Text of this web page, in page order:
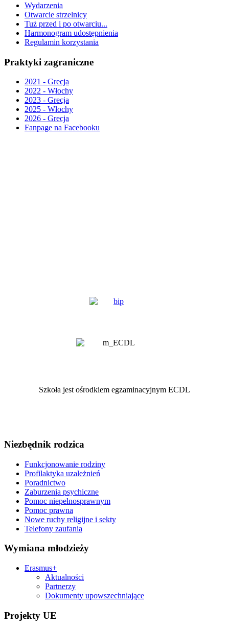
Wydarzenia
Otwarcie strzelnicy
Tuż przed i po otwarciu...
Harmonogram udostępnienia
Regulamin korzystania
Praktyki zagraniczne
2021 - Grecja
2022 - Włochy
2023 - Grecja
2025 - Włochy
2026 - Grecja
Fanpage na Facebooku
Szkoła jest ośrodkiem egzaminacyjnym ECDL
Niezbędnik rodzica
Funkcjonowanie rodziny
Profilaktyka uzależnień
Poradnictwo
Zaburzenia psychiczne
Pomoc niepełnosprawnym
Pomoc prawna
Nowe ruchy religijne i sekty
Telefony zaufania
Wymiana młodzieży
Erasmus+
Aktualności
Partnerzy
Dokumenty upowszechniające
Projekty UE